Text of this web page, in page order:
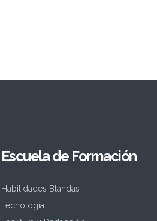
Escuela de Formación
Habilidades Blandas
Tecnología